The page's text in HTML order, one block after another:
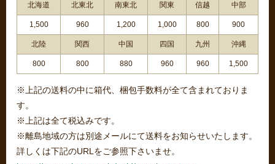
北海道 北東北 南東北 関東 信越 中部
1,500 960 1,200 1,000 800 900
北陸 関西 中国 四国 九州 沖縄
800 800 880 960 960 1,500
※上記の送料の中に箱代、梱包手数料が全て含まれておりま
す。
※上記は全て税込みです。
※離島地域の方は別途メールにて送料をお知らせいたします。
詳しくは下記のURLをご参照下さいませ。